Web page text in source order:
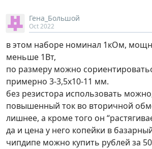
Гена_Большой
Oct 2022
в этом наборе номинал 1кОм,
меньше 1Вт,
по размеру можно
примерно 3-3,5х10-11 мм.
без резистора использовать
повышенный ток во вторичной
лишнее, а кроме того он
да и цена у него копейки в
чипдипе можно купить рублей за 50